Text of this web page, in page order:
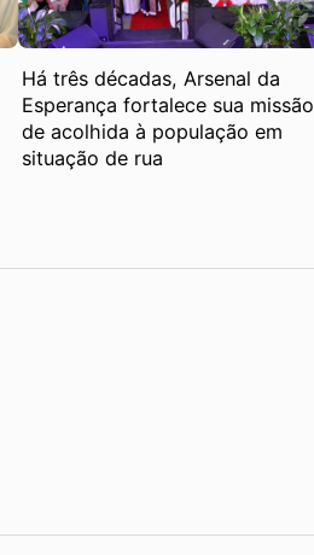
Há três décadas, Arsenal da
Esperança fortalece sua missão
de acolhida à população em
situação de rua